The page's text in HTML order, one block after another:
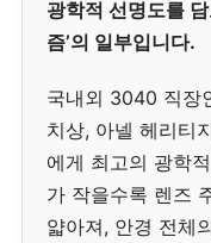
광학적 선명도를
즘’의 일부입니다.
국내외 3040 직장
치상, 아넬 헤리티
에게 최고의 광학
가 작을수록 렌즈
얇아져, 안경 전체